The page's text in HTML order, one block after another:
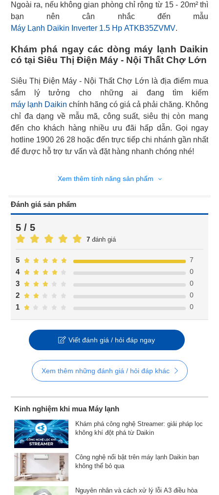
Ngoài ra, nếu không gian phòng chỉ rộng từ 15 - 20m² thì
Máy Lạnh Daikin Inverter 1.5 Hp ATKB35ZVMV.
Khám phá ngay các dòng máy lạnh Daikin
có tại Siêu Thị Điện Máy - Nội Thất Chợ Lớn
Siêu Thị Điện Máy - Nội Thất Chợ Lớn là địa điểm mua
máy lạnh Daikin chính hãng có giá cả phải chăng. Không
chỉ đa dạng về mẫu mã, công suất, siêu thị còn mang
đến cho khách hàng nhiều ưu đãi hấp dẫn. Gọi ngay
hotline 1900 26 28 hoặc đến trực tiếp chi nhánh gần nhất
để được hỗ trợ tư vấn và đặt hàng nhanh chóng nhé!
Xem thêm tính năng sản phẩm
Đánh giá sản phẩm
5 / 5
7 đánh giá
1 0
2 0
3 0
4 0
5 7
Viết đánh giá / hỏi đáp ngay
Xem thêm những đánh giá / hỏi đáp khác
Kinh nghiệm khi mua Máy lạnh
Khám phá công nghệ Streamer: giải pháp lọc
không khí đột phá từ Daikin
Công nghệ nổi bật trên máy lạnh Daikin bạn
không thể bỏ qua
Nguyên nhân và cách xử lý lỗi A3 điều hòa